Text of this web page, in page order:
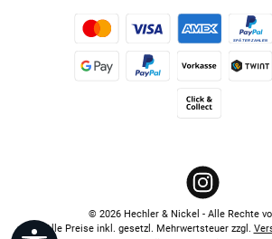
Kredit- oder Debitkarte
Vorkasse
Instagram
© 2026 Hechler & Nickel - Alle Rechte
Alle Preise inkl. gesetzl. Mehrwertsteuer zzgl.